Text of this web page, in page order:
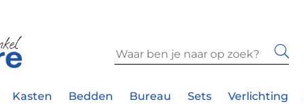
Kasten Bedden Bureau Sets Verlichting